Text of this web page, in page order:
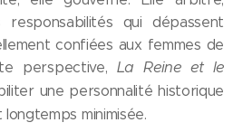
qui dépassent
confiées aux femmes de
perspective, La Reine et le
une personnalité historique
minimisée.